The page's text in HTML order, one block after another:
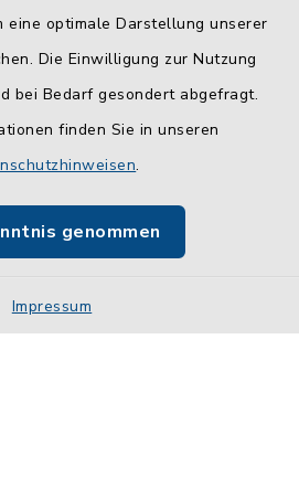
eine optimale Darstellung unserer
Die Einwilligung zur Nutzung
bei Bedarf gesondert abgefragt.
finden Sie in unseren
.
genommen
Impressum
Sitemap